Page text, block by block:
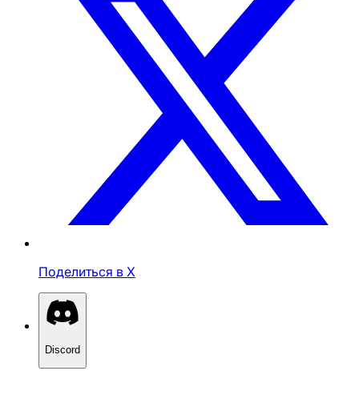
Поделиться в X
Discord